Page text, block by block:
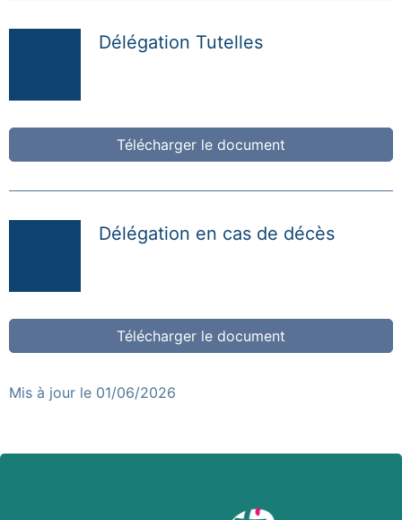
Délégation Tutelles
Télécharger le document
Délégation en cas de décès
Télécharger le document
Mis à jour le 01/06/2026